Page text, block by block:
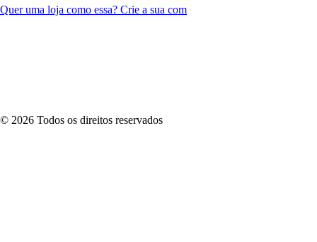
Quer uma loja como essa? Crie a sua com
© 2026 Todos os direitos reservados